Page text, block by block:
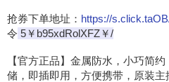
抢券下单地址： https://
令 5￥b95xdRolXFZ￥/
【官方正品】金属防水，小巧简
储，即插即用，方便携带，原装主